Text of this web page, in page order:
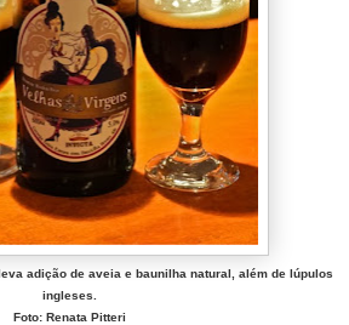
adição de aveia e baunilha natural, além de lúpulos
ingleses.
Foto: Renata Pitteri